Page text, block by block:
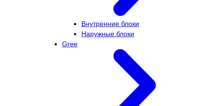
Внутренние блоки
Наружные блоки
Gree